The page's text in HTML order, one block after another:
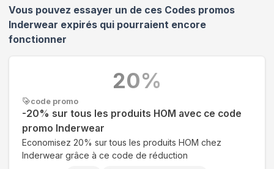
Vous pouvez essayer un de ces Codes promos
Inderwear expirés qui pourraient encore
fonctionner
code promo
-20% sur tous les produits HOM avec ce code
promo Inderwear
Economisez 20% sur tous les produits HOM chez
Inderwear grâce à ce code de réduction
20%